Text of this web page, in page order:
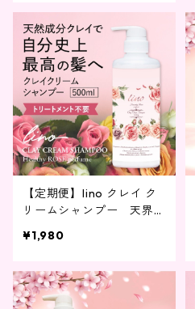
【定期便】lino クレイ ク
リームシャンプー 天界の
¥1,980